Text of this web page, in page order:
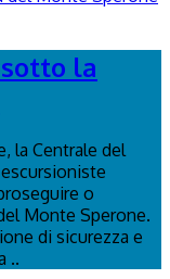
la
la Centrale del
escursioniste
o
Monte Sperone.
di sicurezza e
..